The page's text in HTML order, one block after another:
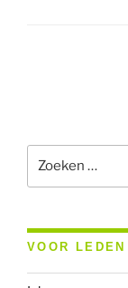
naar:
VOOR